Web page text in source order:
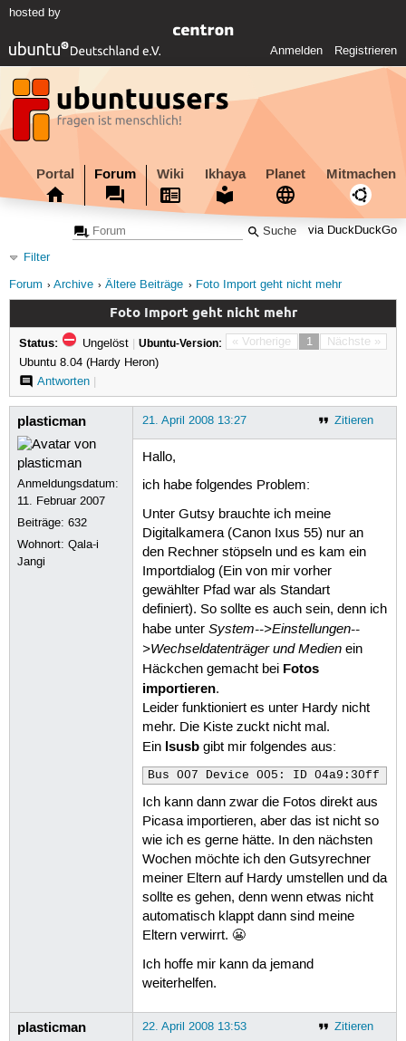
hosted by
Anmelden Registrieren
Portal Forum Wiki Ikhaya Planet Mitmachen
via DuckDuckGo
Filter
Forum
Archive Ältere Beiträge Foto Import geht nicht mehr
Foto Import geht nicht mehr
« Vorherige 1 Nächste »
Status: Ungelöst | Ubuntu-Version:
Ubuntu 8.04 (Hardy Heron)
Antworten|
plasticman
Anmeldungsdatum:
11. Februar 2007
Beiträge:632
Wohnort: Qala-i
Jangi
Zitieren
21. April 2008 13:27
Hallo,
ich habe folgendes Problem:
Unter Gutsy brauchte ich meine
Digitalkamera (Canon Ixus 55) nur an
den Rechner stöpseln und es kam ein
Importdialog (Ein von mir vorher
gewählter Pfad war als Standart
definiert). So sollte es auch sein, denn ich
habe unter System-->Einstellungen--
>Wechseldatenträger und Medienein
Häckchen gemacht bei Fotos
importieren.
Leider funktioniert es unter Hardy nicht
mehr. Die Kiste zuckt nicht mal.
Ein lsusbgibt mir folgendes aus:
Bus 007 Device 005: ID 04a9:30ff
Ich kann dann zwar die Fotos direkt aus
Picasa importieren, aber das ist nicht so
wie ich es gerne hätte. In den nächsten
Wochen möchte ich den Gutsyrechner
meiner Eltern auf Hardy umstellen und da
sollte es gehen, denn wenn etwas nicht
automatisch klappt dann sind meine
Eltern verwirrt. 😬
Ich hoffe mir kann da jemand
weiterhelfen.
plasticman Zitieren
22. April 2008 13:53